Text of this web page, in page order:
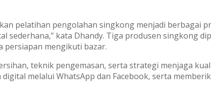
pelatihan pengolahan singkong menjadi berbagai
sederhana,” kata Dhandy. Tiga produsen singkong
persiapan mengikuti bazar.
teknik pengemasan, serta strategi menjaga
melalui WhatsApp dan Facebook, serta